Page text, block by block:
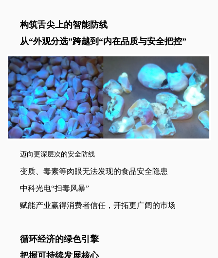
构筑舌尖上的智能防线
从“外观分选”跨越到“内在品质与安全把控”
迈向更深层次的安全防线
变质、毒素等肉眼无法发现的食品安全隐患
中科光电“扫毒风暴”
赋能产业赢得消费者信任，开拓更广阔的市场
循环经济的绿色引擎
把握可持续发展核心